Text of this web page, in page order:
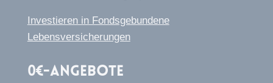
Investieren in Fondsgebundene
Lebensversicherungen
0€-Angebote